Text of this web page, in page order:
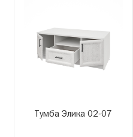
Тумба Элика 02-07